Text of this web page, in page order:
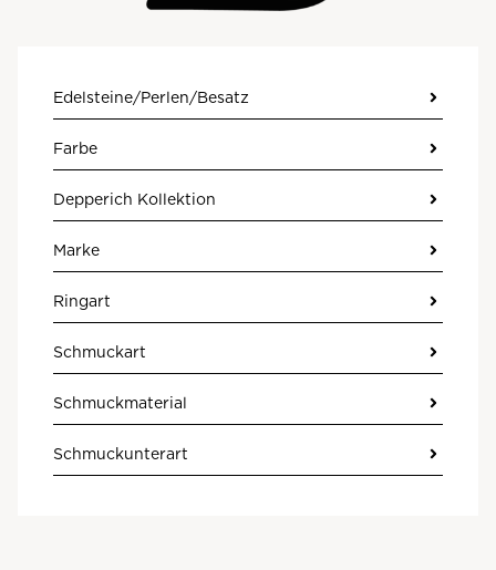
Edelsteine/Perlen/Besatz
Farbe
Depperich Kollektion
Marke
Ringart
Schmuckart
Schmuckmaterial
Schmuckunterart